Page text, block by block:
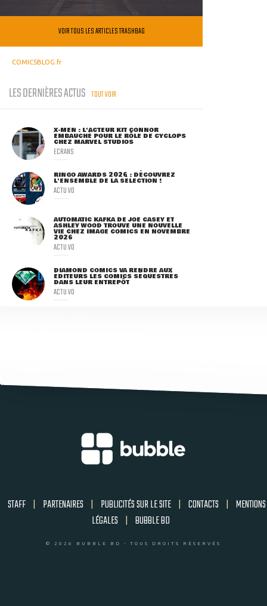
VOIR TOUS LES ARTICLES TRASHBAG
COMICSBLOG.fr
LES DERNIÈRES ACTUS TOUT VOIR
X-MEN : L'ACTEUR KIT CONNOR
EMBAUCHÉ POUR LE RÔLE DE CYCLOPS
CHEZ MARVEL STUDIOS
ECRANS
RINGO AWARDS 2026 : DÉCOUVREZ
L'ENSEMBLE DE LA SÉLECTION !
ACTU VO
AUTOMATIC KAFKA DE JOE CASEY ET
ASHLEY WOOD TROUVE UNE NOUVELLE
VIE CHEZ IMAGE COMICS EN NOVEMBRE
2026
ACTU VO
DIAMOND COMICS VA RENDRE AUX
ÉDITEURS LES COMICS SÉQUESTRÉS
DANS LEUR ENTREPÔT
ACTU VO
STAFF | PARTENAIRES | PUBLICITÉS SUR LE SITE | CONTACTS | MENTIONS
LÉGALES | BUBBLE BD
© 2026 BUBBLE BD - TOUS DROITS RÉSERVÉS